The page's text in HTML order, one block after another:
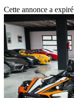
Cette annonce a expiré